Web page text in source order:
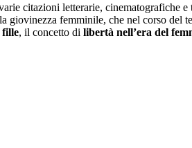
citazioni letterarie, cinematografiche
femminile, che nel corso del
fille, il concetto di libertà nell’era del